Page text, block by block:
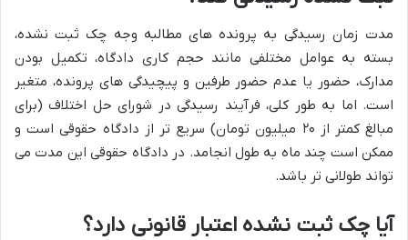
مدت زمان رسیدگی به پرونده های مطالبه وجه چک ثبت نشده،
بسته به عوامل مختلفی مانند حجم کاری دادگاه، تکمیل بودن
مدارک، حضور یا عدم حضور طرفین و پیچیدگی های پرونده، متغیر
است. اما به طور کلی، فرآیند رسیدگی در شورای حل اختلاف (برای
مبالغ کمتر از ۲۰ میلیون تومان) سریع تر از دادگاه حقوقی است و
ممکن است چند ماه به طول انجامد. در دادگاه حقوقی این مدت می
تواند طولانی تر باشد.
آیا چک ثبت نشده اعتبار قانونی دارد؟